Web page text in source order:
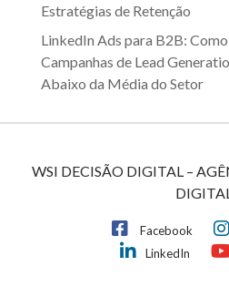
Estratégias de Retenção
LinkedIn Ads para B2B:
Campanhas de Lead
Abaixo da Média do Setor
WSI DECISÃO DIGITAL –
Facebook
LinkedIn